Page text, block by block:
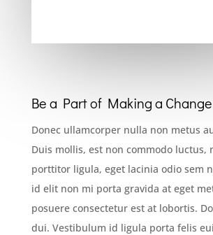
Be a Part of Making a Change
Donec ullamcorper nulla non metus
Duis mollis, est non commodo luctus,
porttitor ligula, eget lacinia odio sem
id elit non mi porta gravida at eget
posuere consectetur est at lobortis.
dui. Vestibulum id ligula porta felis